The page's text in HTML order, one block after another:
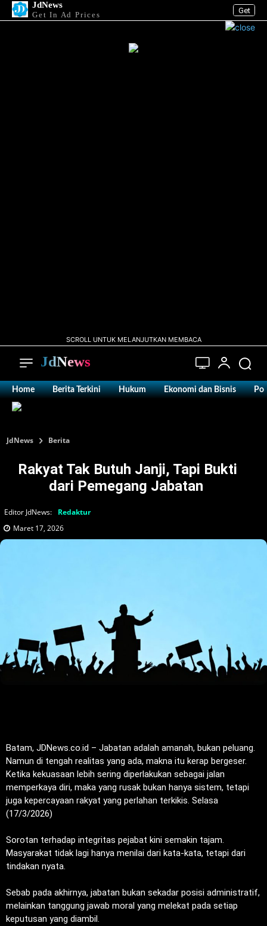
Get
JdNews
Get In Ad Prices
SCROLL UNTUK MELANJUTKAN MEMBACA
JdNews
Home Berita Terkini Hukum Ekonomi dan Bisnis
JdNews Berita
Rakyat Tak Butuh Janji, Tapi Bukti
dari Pemegang Jabatan ‎
Editor JdNews:
Redaktur
Maret 17, 2026
Batam, JDNews.co.id – Jabatan adalah amanah, bukan peluang.
Namun di tengah realitas yang ada, makna itu kerap bergeser.
Ketika kekuasaan lebih sering diperlakukan sebagai jalan
memperkaya diri, maka yang rusak bukan hanya sistem, tetapi
juga kepercayaan rakyat yang perlahan terkikis. Selasa
(17/3/2026)
‎Sorotan terhadap integritas pejabat kini semakin tajam.
Masyarakat tidak lagi hanya menilai dari kata-kata, tetapi dari
tindakan nyata.
‎Sebab pada akhirnya, jabatan bukan sekadar posisi administratif,
melainkan tanggung jawab moral yang melekat pada setiap
keputusan yang diambil.